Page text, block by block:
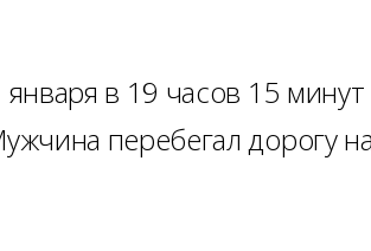
в 19 часов 15
перебегал дорогу